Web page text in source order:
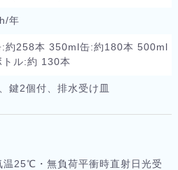
年
約258本 350ml缶:約180本 500ml
トル:約 130本
鍵2個付、排水受け皿
25℃・無負荷平衝時直射日光受